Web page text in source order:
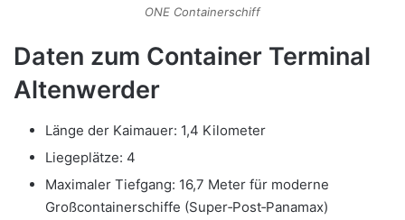
ONE Containerschiff
Daten zum Container Terminal
Altenwerder
Länge der Kaimauer: 1,4 Kilometer
Liegeplätze: 4
Maximaler Tiefgang: 16,7 Meter für moderne
Großcontainerschiffe (Super‑Post‑Panamax)